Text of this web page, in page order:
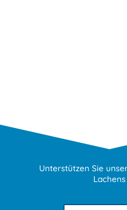
Unterstützen Sie
Lachens